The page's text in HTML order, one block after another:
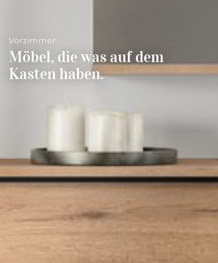
--
--
Vorzimmer
Möbel, die was auf dem
Kasten haben.